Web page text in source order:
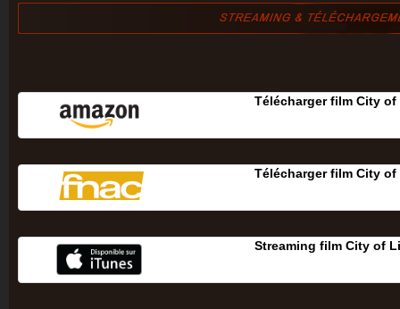
Télécharger film City
Télécharger film City
Streaming film City of